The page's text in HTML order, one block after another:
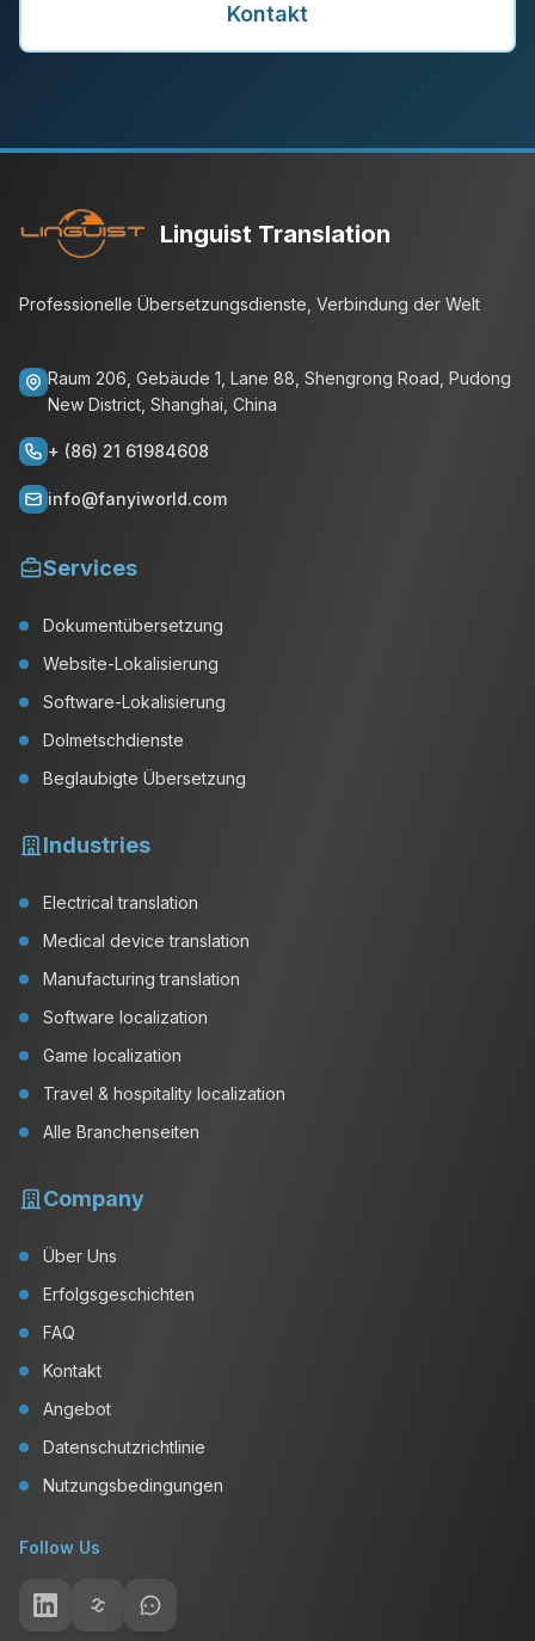
Kontakt
Linguist Translation
Professionelle Übersetzungsdienste, Verbindung der Welt
Raum 206, Gebäude 1, Lane 88, Shengrong Road, Pudong
New District, Shanghai, China
+ (86) 21 61984608
info@fanyiworld.com
Services
Dokumentübersetzung
Website-Lokalisierung
Software-Lokalisierung
Dolmetschdienste
Beglaubigte Übersetzung
Industries
Electrical translation
Medical device translation
Manufacturing translation
Software localization
Game localization
Travel & hospitality localization
Alle Branchenseiten
Company
Über Uns
Erfolgsgeschichten
FAQ
Kontakt
Angebot
Datenschutzrichtlinie
Nutzungsbedingungen
Follow Us